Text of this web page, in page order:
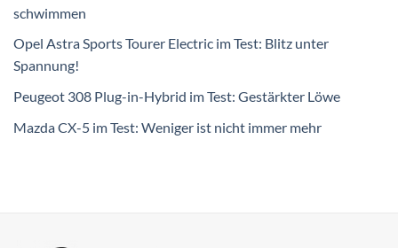
schwimmen
Opel Astra Sports Tourer Electric im Test: Blitz unter
Spannung!
Peugeot 308 Plug-in-Hybrid im Test: Gestärkter Löwe
Mazda CX-5 im Test: Weniger ist nicht immer mehr